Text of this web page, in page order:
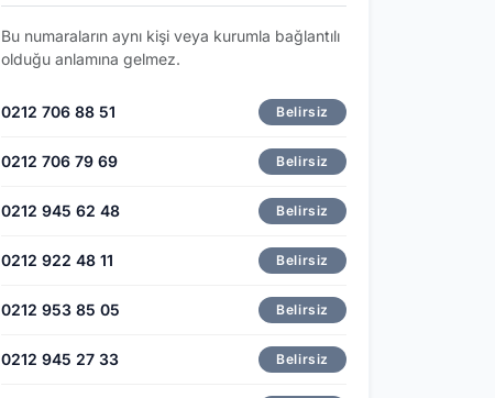
Bu numaraların aynı kişi veya kurumla bağlantılı
olduğu anlamına gelmez.
0212 706 88 51 Belirsiz
0212 706 79 69 Belirsiz
0212 945 62 48 Belirsiz
0212 922 48 11 Belirsiz
0212 953 85 05 Belirsiz
0212 945 27 33 Belirsiz